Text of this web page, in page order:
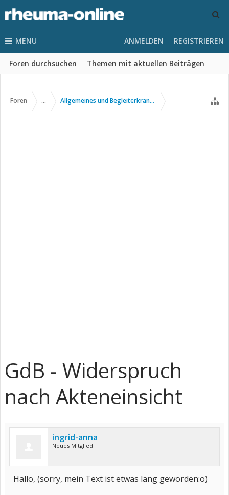
MENU
Foren durchsuchen Themen mit aktuellen Beiträgen
ANMELDEN REGISTRIEREN
Foren ... Allgemeines und Begleiterkrankungen
GdB - Widerspruch
nach Akteneinsicht
ingrid-anna
Neues Mitglied
Hallo, (sorry, mein Text ist etwas lang geworden:o)